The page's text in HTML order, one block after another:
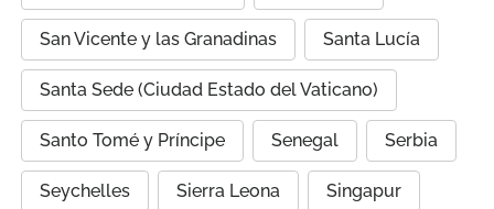
San Vicente y las Granadinas Santa Lucía
Santa Sede (Ciudad Estado del Vaticano)
Santo Tomé y Príncipe Senegal Serbia
Seychelles Sierra Leona Singapur